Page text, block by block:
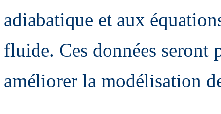
adiabatique et aux
fluide. Ces données
améliorer la modélisation